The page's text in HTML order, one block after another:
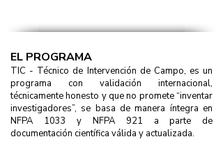
EL PROGRAMA
TIC - Técnico de Intervención de Campo, es un
programa con validación internacional,
técnicamente honesto y que no promete “inventar
investigadores”, se basa de manera íntegra en
NFPA 1033 y NFPA 921 a parte de
documentación científica válida y actualizada.